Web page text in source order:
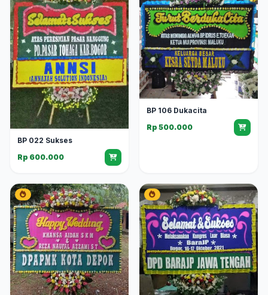
BP 022 Sukses
Rp 600.000
BP 106 Dukacita
Rp 500.000